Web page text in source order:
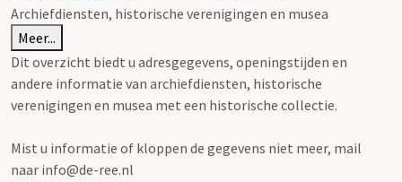
Archiefdiensten, historische verenigingen en musea
Meer...
Dit overzicht biedt u adresgegevens, openingstijden en
andere informatie van archiefdiensten, historische
verenigingen en musea met een historische collectie.
Mist u informatie of kloppen de gegevens niet meer, mail
naar info@de-ree.nl